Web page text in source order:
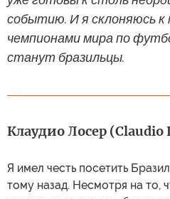
событию. И я склоняюсь к
чемпионами мира по
станут бразильцы.
Клаудио Лосер (Claudio
Я имел честь посетить
тому назад. Несмотря на то,